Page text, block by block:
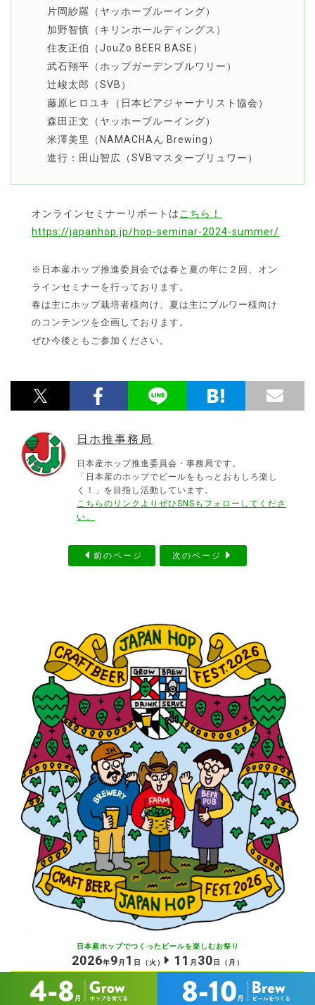
片岡紗羅（ヤッホーブルーイング）
加野智慎（キリンホールディングス）
住友正伯（JouZo BEER BASE）
武石翔平（ホップガーデンブルワリー）
辻峻太郎（SVB）
藤原ヒロユキ（日本ビアジャーナリスト協会）
森田正文（ヤッホーブルーイング）
米澤美里（NAMACHAん Brewing）
進行：田山智広（SVBマスターブリュワー）
オンラインセミナーリポートは こちら！
https://japanhop.jp/hop-seminar-2024-summer/
※日本産ホップ推進委員会では春と夏の年に２回、オン
ラインセミナーを行っております。
春は主にホップ栽培者様向け、夏は主にブルワー様向け
のコンテンツを企画しております。
ぜひ今後ともご参加ください。
日ホ推事務局
日本産ホップ推進委員会・事務局です。
「日本産のホップでビールをもっとおもしろ楽し
く！」を目指し活動しています。
こちらのリンクよりぜひSNSもフォローしてくださ
い。
前のページ 次のページ
日本産ホップでつくったビールを楽しむお祭り
2026年9 月 1 日 （火） 11 月 30 日 （月）